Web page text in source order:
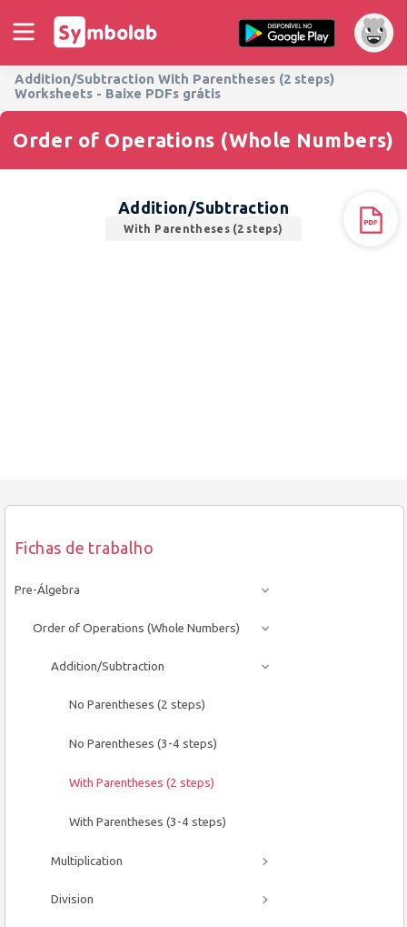
Addition/Subtraction With Parentheses (2 steps)
Worksheets - Baixe PDFs grátis
Fichas de trabalho
Pre-Álgebra
Order of Operations (Whole Numbers)
Addition/Subtraction
No Parentheses (2 steps)
No Parentheses (3-4 steps)
With Parentheses (2 steps)
With Parentheses (3-4 steps)
Multiplication
Division
Order of Operations (Whole Numbers)
Addition/Subtraction
With Parentheses (2 steps)